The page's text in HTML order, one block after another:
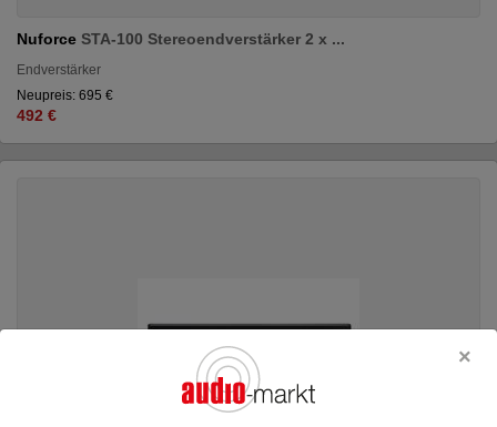
Nuforce STA-100 Stereoendverstärker 2 x ...
Endverstärker
Neupreis: 695 €
492 €